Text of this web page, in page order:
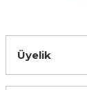
Üyelik